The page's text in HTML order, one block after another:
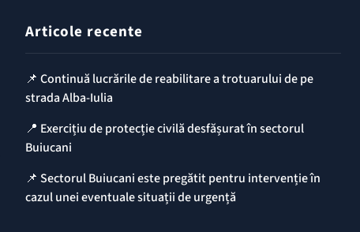
Articole recente
📌 Continuă lucrările de reabilitare a trotuarului de pe
strada Alba-Iulia
📍 Exercițiu de protecție civilă desfășurat în sectorul
Buiucani
📌 Sectorul Buiucani este pregătit pentru intervenție în
cazul unei eventuale situații de urgență